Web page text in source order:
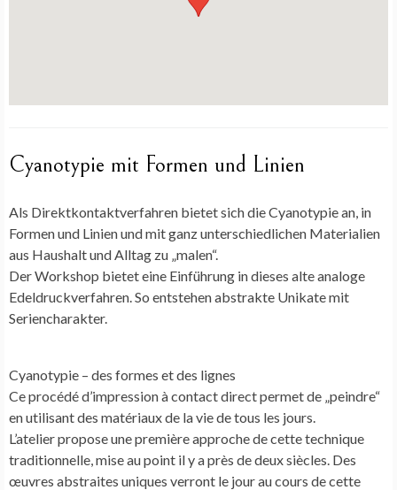
Cyanotypie mit Formen und Linien
Als Direktkontaktverfahren bietet sich die Cyanotypie an, in
Formen und Linien und mit ganz unterschiedlichen Materialien
aus Haushalt und Alltag zu „malen“.
Der Workshop bietet eine Einführung in dieses alte analoge
Edeldruckverfahren. So entstehen abstrakte Unikate mit
Seriencharakter.
Cyanotypie – des formes et des lignes
Ce procédé d’impression à contact direct permet de „peindre“
en utilisant des matériaux de la vie de tous les jours.
L’atelier propose une première approche de cette technique
traditionnelle, mise au point il y a près de deux siècles. Des
œuvres abstraites uniques verront le jour au cours de cette